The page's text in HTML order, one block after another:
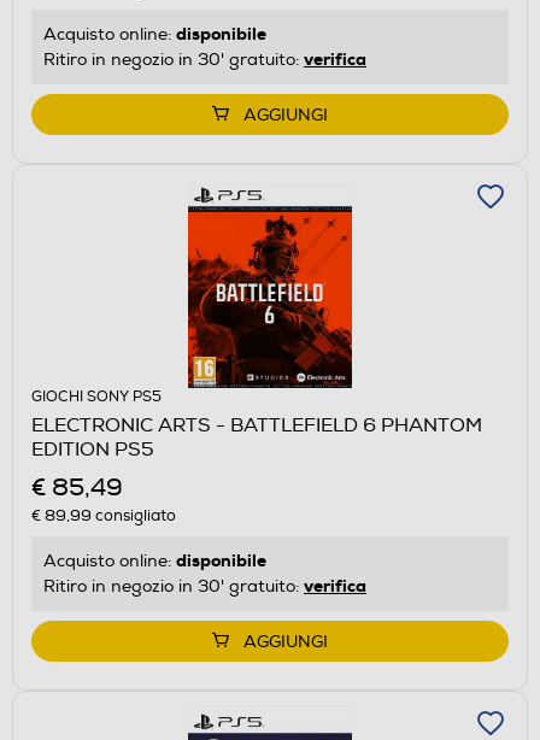
Acquisto online: disponibile
Ritiro in negozio in 30' gratuito: verifica
AGGIUNGI
GIOCHI SONY PS5
ELECTRONIC ARTS - BATTLEFIELD 6 PHANTOM
EDITION PS5
€ 85,49
€ 89,99 consigliato
Acquisto online: disponibile
Ritiro in negozio in 30' gratuito: verifica
AGGIUNGI